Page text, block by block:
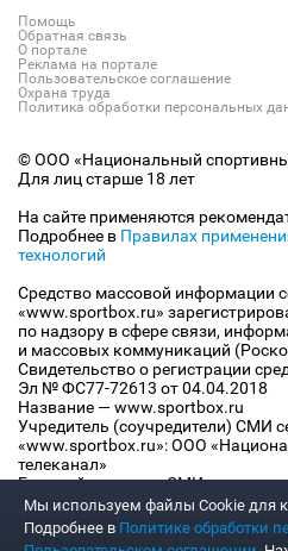
Помощь
Обратная связь
О портале
Реклама на портале
Пользовательское соглашение
Охрана труда
Политика обработки персональных
© ООО «Национальный
Для лиц старше 18 лет
На сайте применяются
Подробнее в Правилах
технологий
Средство массовой информации
«www.sportbox.ru»
по надзору в сфере связи,
и массовых коммуникаций
Свидетельство о регистрации
Эл № ФС77-72613 от 04.04.2018
Название — www.sportbox.ru
Учредитель (соучредители) СМИ
«www.sportbox.ru»: ООО
телеканал»
Главный редактор СМИ сетевого
Конов В.А.
Номер телефона редакции СМИ
«www.sportbox.ru»: +7 (495) 653
Мы используем файлы Сookie для
Подробнее в Политике обработки